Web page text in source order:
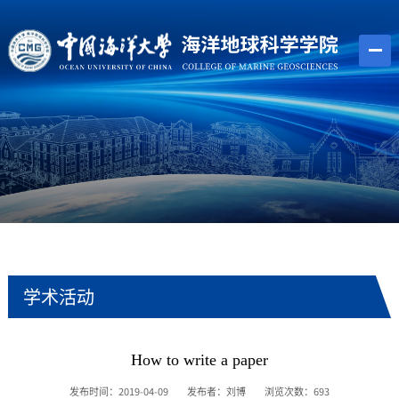
学术活动
How to write a paper
发布时间：2019-04-09 发布者：刘博 浏览次数： 693